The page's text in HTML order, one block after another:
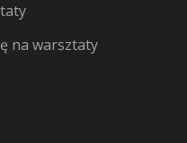
na warsztaty